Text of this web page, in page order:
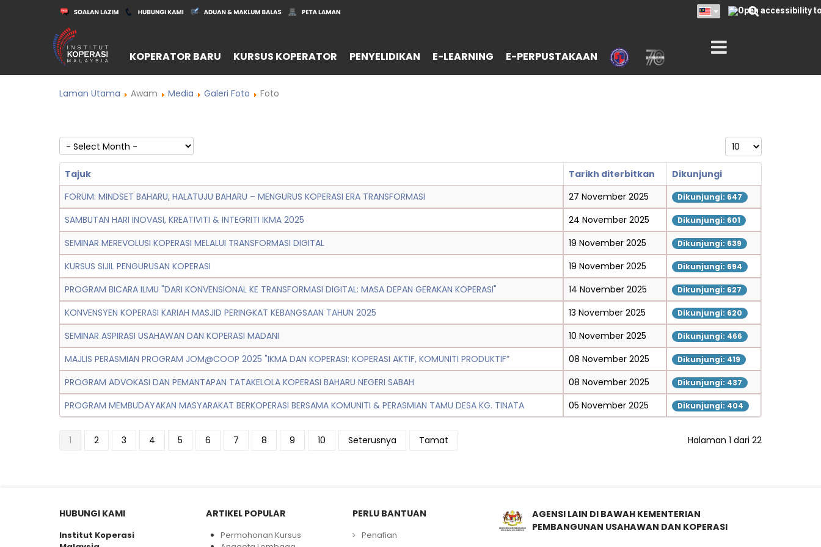
KOPERATOR BARU KURSUS KOPERATOR PENYELIDIKAN E-LEARNING E-PERPUSTAKAAN
Laman Utama Awam Media Galeri Foto Foto
Paparkan
Tajuk Tarikh diterbitkan
Dikunjungi
FORUM: MINDSET BAHARU, HALATUJU BAHARU – MENGURUS KOPERASI ERA TRANSFORMASI
27 November 2025 Dikunjungi: 647
SAMBUTAN HARI INOVASI, KREATIVITI & INTEGRITI IKMA 2025 24 November 2025 Dikunjungi: 601
SEMINAR MEREVOLUSI KOPERASI MELALUI TRANSFORMASI DIGITAL 19 November 2025 Dikunjungi: 639
KURSUS SIJIL PENGURUSAN KOPERASI 19 November 2025 Dikunjungi: 694
PROGRAM BICARA ILMU "DARI KONVENSIONAL KE TRANSFORMASI DIGITAL: MASA DEPAN GERAKAN KOPERASI" 14 November 2025 Dikunjungi: 627
KONVENSYEN KOPERASI KARIAH MASJID PERINGKAT KEBANGSAAN TAHUN 2025 13 November 2025 Dikunjungi: 620
SEMINAR ASPIRASI USAHAWAN DAN KOPERASI MADANI 10 November 2025 Dikunjungi: 466
MAJLIS PERASMIAN PROGRAM JOM@COOP 2025 "IKMA DAN KOPERASI: KOPERASI AKTIF, KOMUNITI PRODUKTIF” 08 November 2025 Dikunjungi: 419
PROGRAM ADVOKASI DAN PEMANTAPAN TATAKELOLA KOPERASI BAHARU NEGERI SABAH 08 November 2025 Dikunjungi: 437
PROGRAM MEMBUDAYAKAN MASYARAKAT BERKOPERASI BERSAMA KOMUNITI & PERASMIAN TAMU DESA KG. TINATA 05 November 2025 Dikunjungi: 404
Halaman 1 dari 22
1 2 3 4 5 6 7 8 9 10 Seterusnya Tamat
HUBUNGI KAMI
Institut Koperasi
ARTIKEL POPULAR
Permohonan Kursus
PERLU BANTUAN
Penafian
AGENSI LAIN DI BAWAH KEMENTERIAN
PEMBANGUNAN USAHAWAN DAN KOPERASI